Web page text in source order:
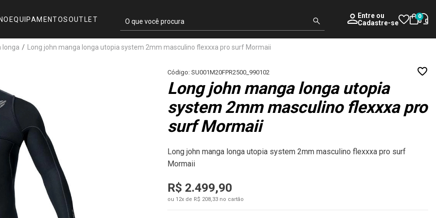
EQUIPAMENTOSOUTLET Entreou
Cadastre-se
0
longa / Long john manga longa utopia system 2mm masculino flexxxa pro surf Mormaii
Código: SU001M20FPR2500_990102
Long john manga longa utopia
system 2mm masculino flexxxa pro
surf Mormaii
Long john manga longa utopia system 2mm masculino flexxxa pro surf
Mormaii
R$ 2.499,90
ou 12x de R$ 208,33 no cartão